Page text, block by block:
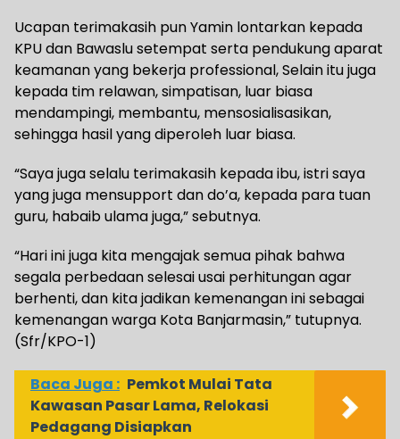
Ucapan terimakasih pun Yamin lontarkan kepada
KPU dan Bawaslu setempat serta pendukung aparat
keamanan yang bekerja professional, Selain itu juga
kepada tim relawan, simpatisan, luar biasa
mendampingi, membantu, mensosialisasikan,
sehingga hasil yang diperoleh luar biasa.
“Saya juga selalu terimakasih kepada ibu, istri saya
yang juga mensupport dan do’a, kepada para tuan
guru, habaib ulama juga,” sebutnya.
“Hari ini juga kita mengajak semua pihak bahwa
segala perbedaan selesai usai perhitungan agar
berhenti, dan kita jadikan kemenangan ini sebagai
kemenangan warga Kota Banjarmasin,” tutupnya.
(Sfr/KPO-1)
Baca Juga : Pemkot Mulai Tata
Kawasan Pasar Lama, Relokasi
Pedagang Disiapkan